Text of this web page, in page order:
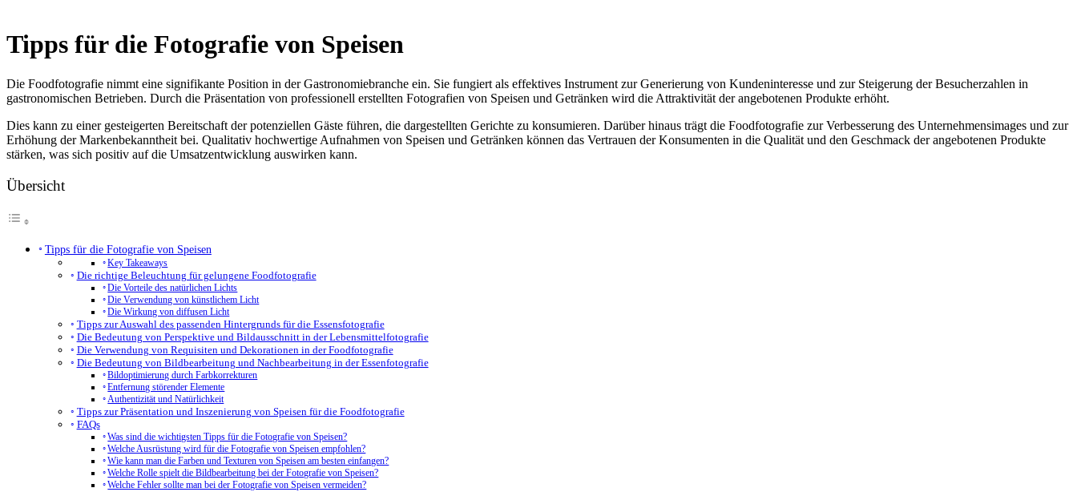
Tipps für die Fotografie von Speisen
Die Foodfotografie nimmt eine signifikante Position in der Gastronomiebranche ein. Sie fungiert als effektives Instrument zur Generierung von Kundeninteresse und zur Steigerung der Besucherzahlen in
gastronomischen Betrieben. Durch die Präsentation von professionell erstellten Fotografien von Speisen und Getränken wird die Attraktivität der angebotenen Produkte erhöht.
Dies kann zu einer gesteigerten Bereitschaft der potenziellen Gäste führen, die dargestellten Gerichte zu konsumieren. Darüber hinaus trägt die Foodfotografie zur Verbesserung des Unternehmensimages und zur
Erhöhung der Markenbekanntheit bei. Qualitativ hochwertige Aufnahmen von Speisen und Getränken können das Vertrauen der Konsumenten in die Qualität und den Geschmack der angebotenen Produkte
stärken, was sich positiv auf die Umsatzentwicklung auswirken kann.
Übersicht
Tipps für die Fotografie von Speisen
Key Takeaways
Die richtige Beleuchtung für gelungene Foodfotografie
Die Vorteile des natürlichen Lichts
Die Verwendung von künstlichem Licht
Die Wirkung von diffusen Licht
Tipps zur Auswahl des passenden Hintergrunds für die Essensfotografie
Die Bedeutung von Perspektive und Bildausschnitt in der Lebensmittelfotografie
Die Verwendung von Requisiten und Dekorationen in der Foodfotografie
Die Bedeutung von Bildbearbeitung und Nachbearbeitung in der Essenfotografie
Bildoptimierung durch Farbkorrekturen
Entfernung störender Elemente
Authentizität und Natürlichkeit
Tipps zur Präsentation und Inszenierung von Speisen für die Foodfotografie
FAQs
Was sind die wichtigsten Tipps für die Fotografie von Speisen?
Welche Ausrüstung wird für die Fotografie von Speisen empfohlen?
Wie kann man die Farben und Texturen von Speisen am besten einfangen?
Welche Rolle spielt die Bildbearbeitung bei der Fotografie von Speisen?
Welche Fehler sollte man bei der Fotografie von Speisen vermeiden?